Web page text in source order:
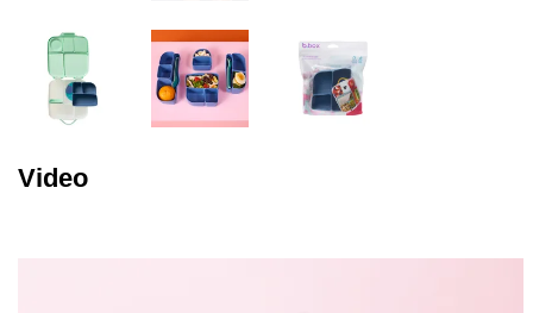
Video